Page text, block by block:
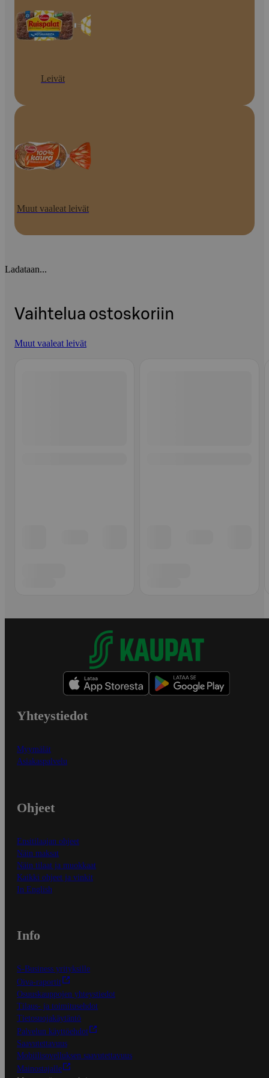
Leivät
Muut vaaleat leivät
Ladataan...
Vaihtelua ostoskoriin
Muut vaaleat leivät
Yhteystiedot
Myymälät
Asiakaspalvelu
Ohjeet
Ensitilaajan ohjeet
Näin maksat
Näin tilaat ja muokkaat
Kaikki ohjeet ja vinkit
In English
Info
S-Business yrityksille
Oiva-raportit
Osuuskauppojen yhteystiedot
Tilaus- ja toimitusehdot
Tietosuojakäytäntö
Palvelun käyttöehdot
Saavutettavuus
Mobiilisovelluksen saavutettavuus
Mainostajalle